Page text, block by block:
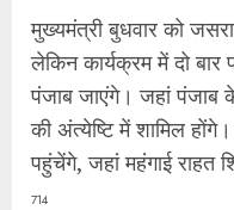
मुख्यमंत्री बुधवार को
लेकिन कार्यक्रम में दो बार
पंजाब जाएंगे। जहां पंजाब
की अंत्येष्टि में शामिल
पहुंचेंगे, जहां महंगाई राहत
714